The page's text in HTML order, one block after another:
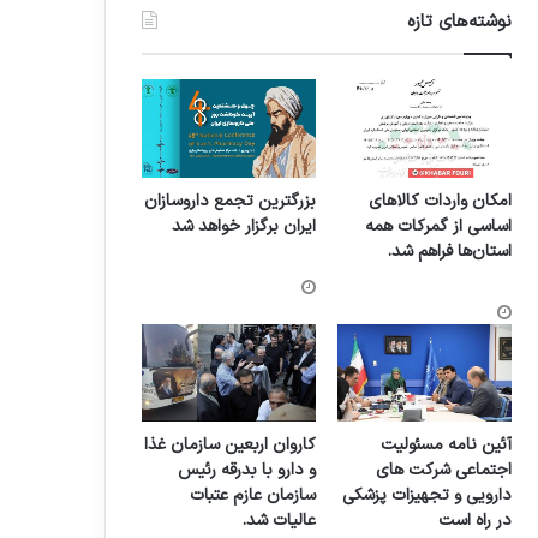
نوشته‌های تازه
امکان واردات کالاهای
اساسی از گمرکات همه
استان‌ها فراهم شد.
بزرگترین تجمع داروسازان
ایران برگزار خواهد شد
آئین نامه مسئولیت
اجتماعی شرکت های
دارویی و تجهیزات پزشکی
در راه است
کاروان اربعین سازمان غذا
و دارو با بدرقه رئیس
سازمان عازم عتبات
عالیات شد.